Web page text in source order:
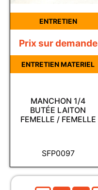
ENTRETIEN
SFP0097
MANCHON 1/4
BUTÉE LAITON
FEMELLE / FEMELLE
Prix sur demande
ENTRETIEN MATERIEL